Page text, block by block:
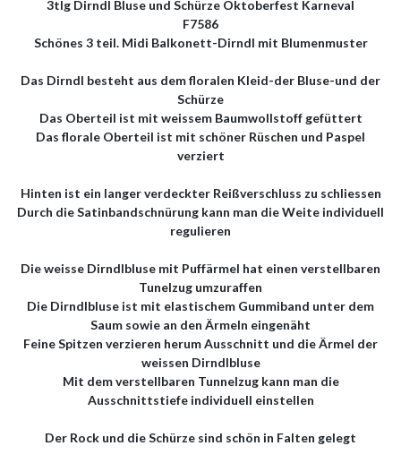
3tlg Dirndl Bluse und Schürze Oktoberfest Karneval
F7586
Schönes 3 teil. Midi Balkonett-Dirndl mit Blumenmuster
Das Dirndl besteht aus dem floralen Kleid-der Bluse-und der
Schürze
Das Oberteil ist mit weissem Baumwollstoff gefüttert
Das florale Oberteil ist mit schöner Rüschen und Paspel
verziert
Hinten ist ein langer verdeckter Reißverschluss zu schliessen
Durch die Satinbandschnürung kann man die Weite individuell
regulieren
Die weisse Dirndlbluse mit Puffärmel hat einen verstellbaren
Tunelzug umzuraffen
Die Dirndlbluse ist mit elastischem Gummiband unter dem
Saum sowie an den Ärmeln eingenäht
Feine Spitzen verzieren herum Ausschnitt und die Ärmel der
weissen Dirndlbluse
Mit dem verstellbaren Tunnelzug kann man die
Ausschnittstiefe individuell einstellen
Der Rock und die Schürze sind schön in Falten gelegt